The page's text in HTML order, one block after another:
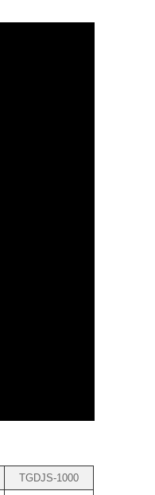
TGDJS-1000